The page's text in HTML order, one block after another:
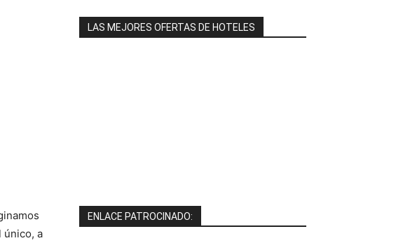
único, a
LAS MEJORES OFERTAS DE HOTELES
ENLACE PATROCINADO: